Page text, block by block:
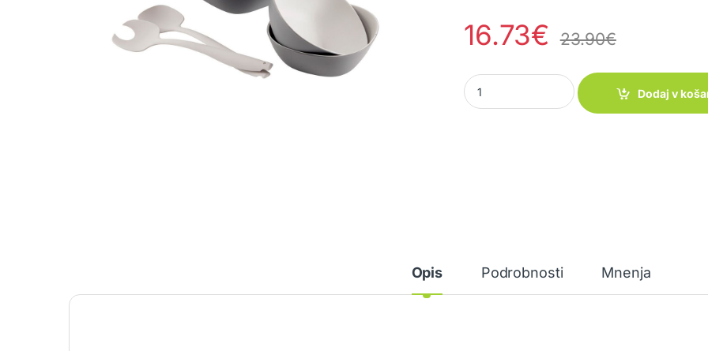
16.73€ 23.90€
Solatni set Gala quantity
Dodaj v
Opis Podrobnosti Mnenja